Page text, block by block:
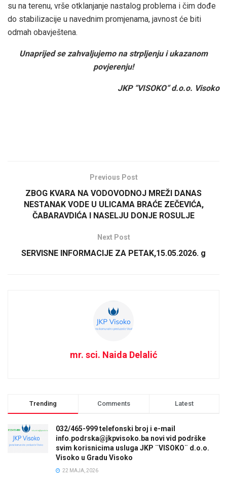
su na terenu, vrše otklanjanje nastalog problema i čim dođe
do stabilizacije u navednim promjenama, javnost će biti
odmah obavještena.
Unaprijed se zahvaljujemo na strpljenju i ukazanom
povjerenju!
JKP “VISOKO“ d.o.o. Visoko
Previous Post
ZBOG KVARA NA VODOVODNOJ MREŽI DANAS
NESTANAK VODE U ULICAMA BRAĆE ZEČEVIĆA,
ČABARAVDIĆA I NASELJU DONJE ROSULJE
Next Post
SERVISNE INFORMACIJE ZA PETAK,15.05.2026. g
mr. sci. Naida Delalić
Trending Comments Latest
032/465-999 telefonski broj i e-mail
info.podrska@jkpvisoko.ba novi vid podrške
svim korisnicima usluga JKP ¨VISOKO¨ d.o.o.
Visoko u Gradu Visoko
22 MAJA, 2026